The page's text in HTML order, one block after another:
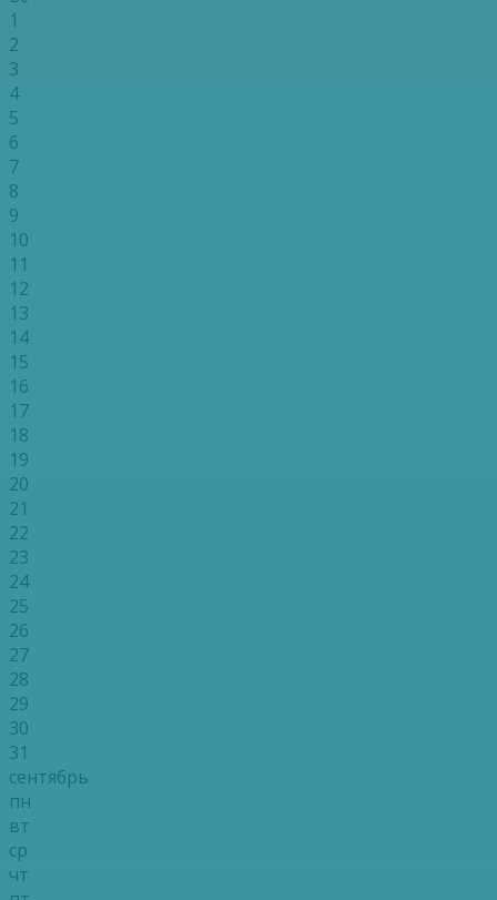
1
2
3
4
5
6
7
8
9
10
11
12
13
14
15
16
17
18
19
20
21
22
23
24
25
26
27
28
29
30
31
сентябрь
пн
вт
ср
чт